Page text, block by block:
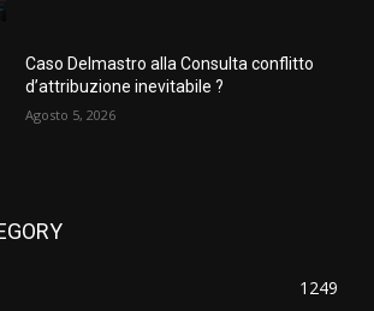
Caso Delmastro alla Consulta conflitto
d’attribuzione inevitabile ?
Agosto 5, 2026
1249